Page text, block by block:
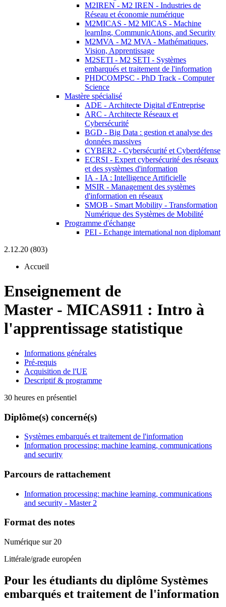
M2IREN - M2 IREN - Industries de
Réseau et économie numérique
M2MICAS - M2 MICAS - Machine
learnIng, CommunicAtions, and Security
M2MVA - M2 MVA - Mathématiques,
Vision, Apprentissage
M2SETI - M2 SETI - Systèmes
embarqués et traitement de l'information
PHDCOMPSC - PhD Track - Computer
Science
Mastère spécialisé
ADE - Architecte Digital d'Entreprise
ARC - Architecte Réseaux et
Cybersécurité
BGD - Big Data : gestion et analyse des
données massives
CYBER2 - Cybersécurité et Cyberdéfense
ECRSI - Expert cybersécurité des réseaux
et des systèmes d'information
IA - IA : Intelligence Artificielle
MSIR - Management des systèmes
d'information en réseaux
SMOB - Smart Mobility - Transformation
Numérique des Systèmes de Mobilité
Programme d'échange
PEI - Echange international non diplomant
2.12.20 (803)
Accueil
Enseignement de
Master - MICAS911 : Intro à
l'apprentissage statistique
Informations générales
Pré-requis
Acquisition de l'UE
Descriptif & programme
30 heures en présentiel
Diplôme(s) concerné(s)
Systèmes embarqués et traitement de l'information
Information processing: machine learning, communications
and security
Parcours de rattachement
Information processing: machine learning, communications
and security - Master 2
Format des notes
Numérique sur 20
Littérale/grade européen
Pour les étudiants du diplôme Systèmes
embarqués et traitement de l'information